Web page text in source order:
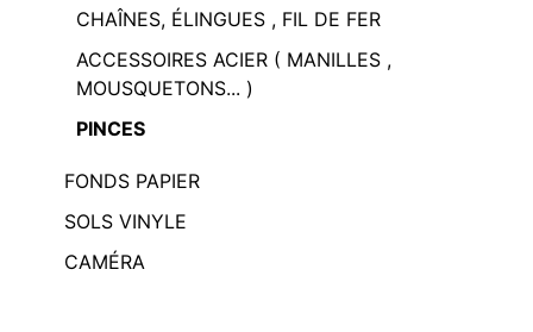
CHAÎNES, ÉLINGUES , FIL DE FER
ACCESSOIRES ACIER ( MANILLES ,
MOUSQUETONS... )
PINCES
FONDS PAPIER
SOLS VINYLE
CAMÉRA